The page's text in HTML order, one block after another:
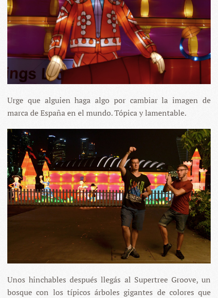
Urge que alguien haga algo por cambiar la imagen de
marca de España en el mundo. Tópica y lamentable.
Unos hinchables después llegás al Supertree Groove, un
bosque con los típicos árboles gigantes de colores que